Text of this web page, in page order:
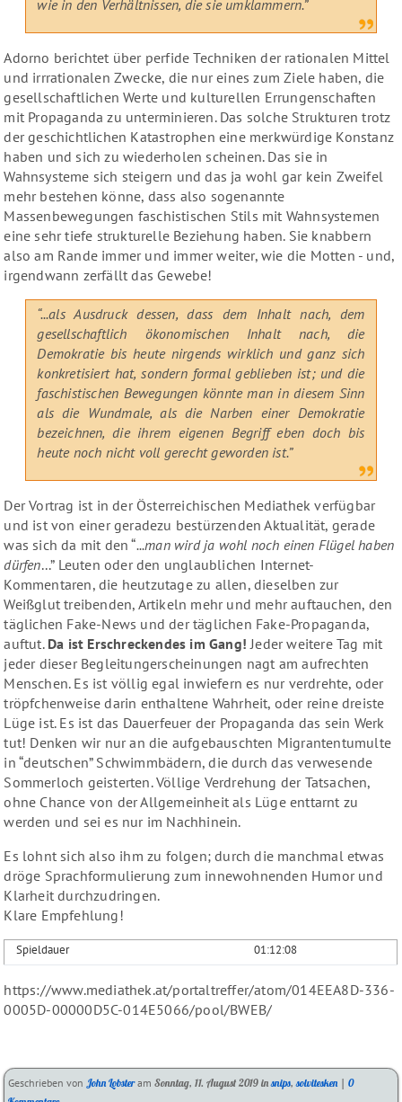
wie in den Verhältnissen, die sie umklammern.”
Adorno berichtet über perfide Techniken der rationalen Mittel
und irrrationalen Zwecke, die nur eines zum Ziele haben, die
gesellschaftlichen Werte und kulturellen Errungenschaften
mit Propaganda zu unterminieren. Das solche Strukturen trotz
der geschichtlichen Katastrophen eine merkwürdige Konstanz
haben und sich zu wiederholen scheinen. Das sie in
Wahnsysteme sich steigern und das ja wohl gar kein Zweifel
mehr bestehen könne, dass also sogenannte
Massenbewegungen faschistischen Stils mit Wahnsystemen
eine sehr tiefe strukturelle Beziehung haben. Sie knabbern
also am Rande immer und immer weiter, wie die Motten - und,
irgendwann zerfällt das Gewebe!
“...als Ausdruck dessen, dass dem Inhalt nach, dem
gesellschaftlich ökonomischen Inhalt nach, die
Demokratie bis heute nirgends wirklich und ganz sich
konkretisiert hat, sondern formal geblieben ist; und die
faschistischen Bewegungen könnte man in diesem Sinn
als die Wundmale, als die Narben einer Demokratie
bezeichnen, die ihrem eigenen Begriff eben doch bis
heute noch nicht voll gerecht geworden ist.”
Der Vortrag ist in der Österreichischen Mediathek verfügbar
und ist von einer geradezu bestürzenden Aktualität, gerade
was sich da mit den “...man wird ja wohl noch einen Flügel haben
dürfen...” Leuten oder den unglaublichen Internet-
Kommentaren, die heutzutage zu allen, dieselben zur
Weißglut treibenden, Artikeln mehr und mehr auftauchen, den
täglichen Fake-News und der täglichen Fake-Propaganda,
auftut. Da ist Erschreckendes im Gang! Jeder weitere Tag mit
jeder dieser Begleitungerscheinungen nagt am aufrechten
Menschen. Es ist völlig egal inwiefern es nur verdrehte, oder
tröpfchenweise darin enthaltene Wahrheit, oder reine dreiste
Lüge ist. Es ist das Dauerfeuer der Propaganda das sein Werk
tut! Denken wir nur an die aufgebauschten Migrantentumulte
in “deutschen” Schwimmbädern, die durch das verwesende
Sommerloch geisterten. Völlige Verdrehung der Tatsachen,
ohne Chance von der Allgemeinheit als Lüge enttarnt zu
werden und sei es nur im Nachhinein.
Es lohnt sich also ihm zu folgen; durch die manchmal etwas
dröge Sprachformulierung zum innewohnenden Humor und
Klarheit durchzudringen.
Klare Empfehlung!
Spieldauer 01:12:08
https://www.mediathek.at/portaltreffer/atom/014EEA8D-336-
0005D-00000D5C-014E5066/pool/BWEB/
Geschrieben vonJohn LobsteramSonntag, 11. August 2019 inKategorien:
snips,solvitesken |0